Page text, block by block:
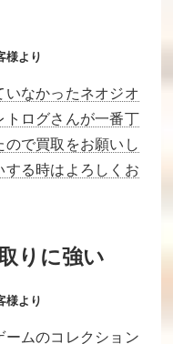
様より
いなかったネオジオ
トログさんが一番丁
で買取をお願いし
する時はよろしくお
りに強い
様より
ームのコレクション